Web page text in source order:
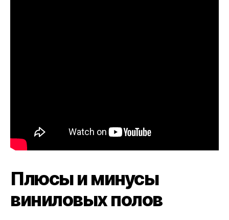
Плюсы и минусы
виниловых полов